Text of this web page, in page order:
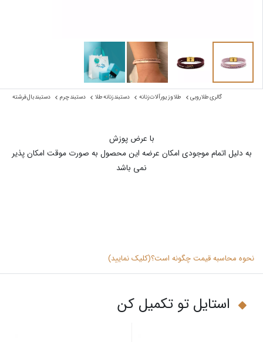
گالری طلا روبی طلا و زیورآلات زنانه دستبند زنانه طلا دستبند چرم دستبند بال فرشته
با عرض پوزش
به دلیل اتمام موجودی امکان عرضه این محصول به صورت موقت امکان پذیر
نمی باشد
نحوه محاسبه قیمت چگونه است؟(کلیک نمایید)
استایل تو تکمیل کن